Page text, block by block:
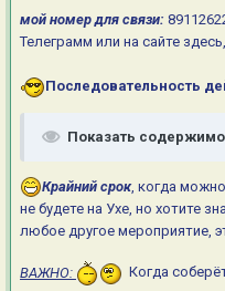
мой номер для связи:
Телеграмм или на сайте
Последовательность
Показать
Крайний срок, когда
не будете на Ухе, но хотите
любое другое мероприятие,
ВАЖНО:
Когда